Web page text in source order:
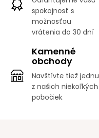
spokojnosť s
možnosťou
vrátenia do 30 dní
Kamenné
obchody
Navštívte tiež jednu
z našich niekoľkých
pobočiek